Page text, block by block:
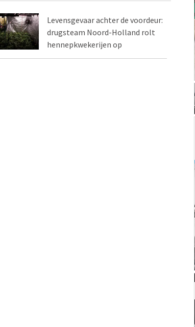
Levensgevaar achter de voordeur:
drugsteam Noord-Holland rolt
hennepkwekerijen op